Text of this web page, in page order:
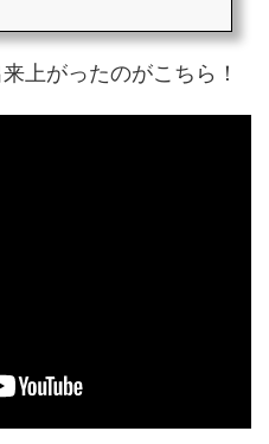
上がったのがこちら！